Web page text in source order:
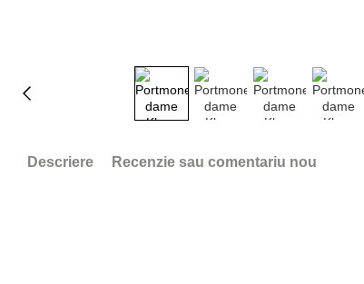
Descriere Recenzie sau comentariu nou